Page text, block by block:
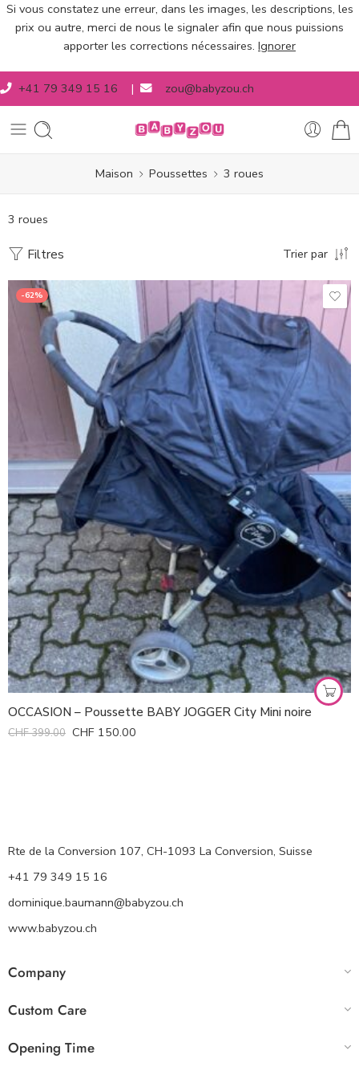
Si vous constatez une erreur, dans les images, les descriptions, les
prix ou autre, merci de nous le signaler afin que nous puissions
apporter les corrections nécessaires. Ignorer
+41 79 349 15 16 | zou@babyzou.ch
Maison Poussettes 3 roues
3 roues
Filtres Trier par
-62%
OCCASION – Poussette BABY JOGGER City Mini noire
CHF399.00 CHF 150.00
Rte de la Conversion 107, CH-1093 La Conversion, Suisse
+41 79 349 15 16
dominique.baumann@babyzou.ch
www.babyzou.ch
Company
Custom Care
Opening Time